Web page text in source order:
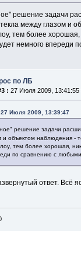
решение задачи
между глазом и
тем более
немного впереди
по ЛБ
: 27 Июля 2009, 13:41:55
27 Июля 2009, 13:39:47
решение задачи
и объектом наблюдения -
тем более хорошая,
по сравнению с
ответ. Всё